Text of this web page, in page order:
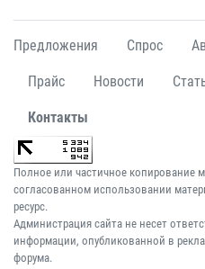
Предложения Спрос
Прайс Новости
Контакты
Полное или частичное копирование
согласованном использовании
ресурс.
Администрация сайта не несет
информации, опубликованной в
форума.